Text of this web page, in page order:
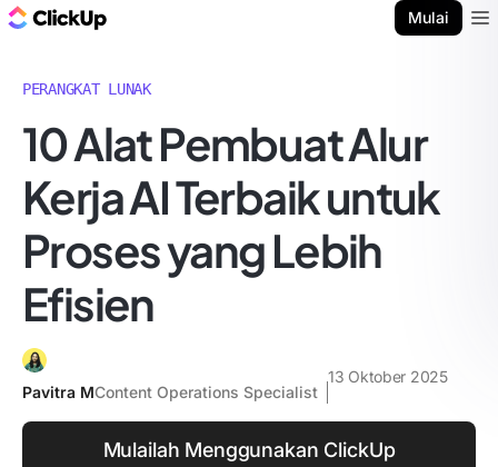
Mulai
PERANGKAT LUNAK
10 Alat Pembuat Alur
Kerja AI Terbaik untuk
Proses yang Lebih
Efisien
Pavitra MContent Operations Specialist
13 Oktober 2025
Mulailah Menggunakan ClickUp